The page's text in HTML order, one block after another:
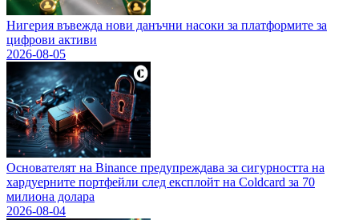
Нигерия въвежда нови данъчни насоки за платформите за
цифрови активи
2026-08-05
Основателят на Binance предупреждава за сигурността на
хардуерните портфейли след експлойт на Coldcard за 70
милиона долара
2026-08-04